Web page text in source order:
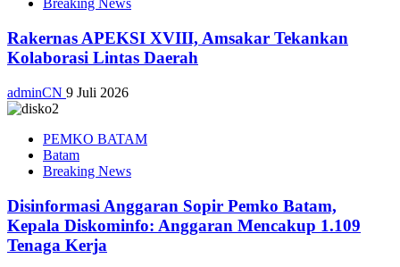
Breaking News
Rakernas APEKSI XVIII, Amsakar Tekankan
Kolaborasi Lintas Daerah
adminCN 9 Juli 2026
PEMKO BATAM
Batam
Breaking News
Disinformasi Anggaran Sopir Pemko Batam,
Kepala Diskominfo: Anggaran Mencakup 1.109
Tenaga Kerja